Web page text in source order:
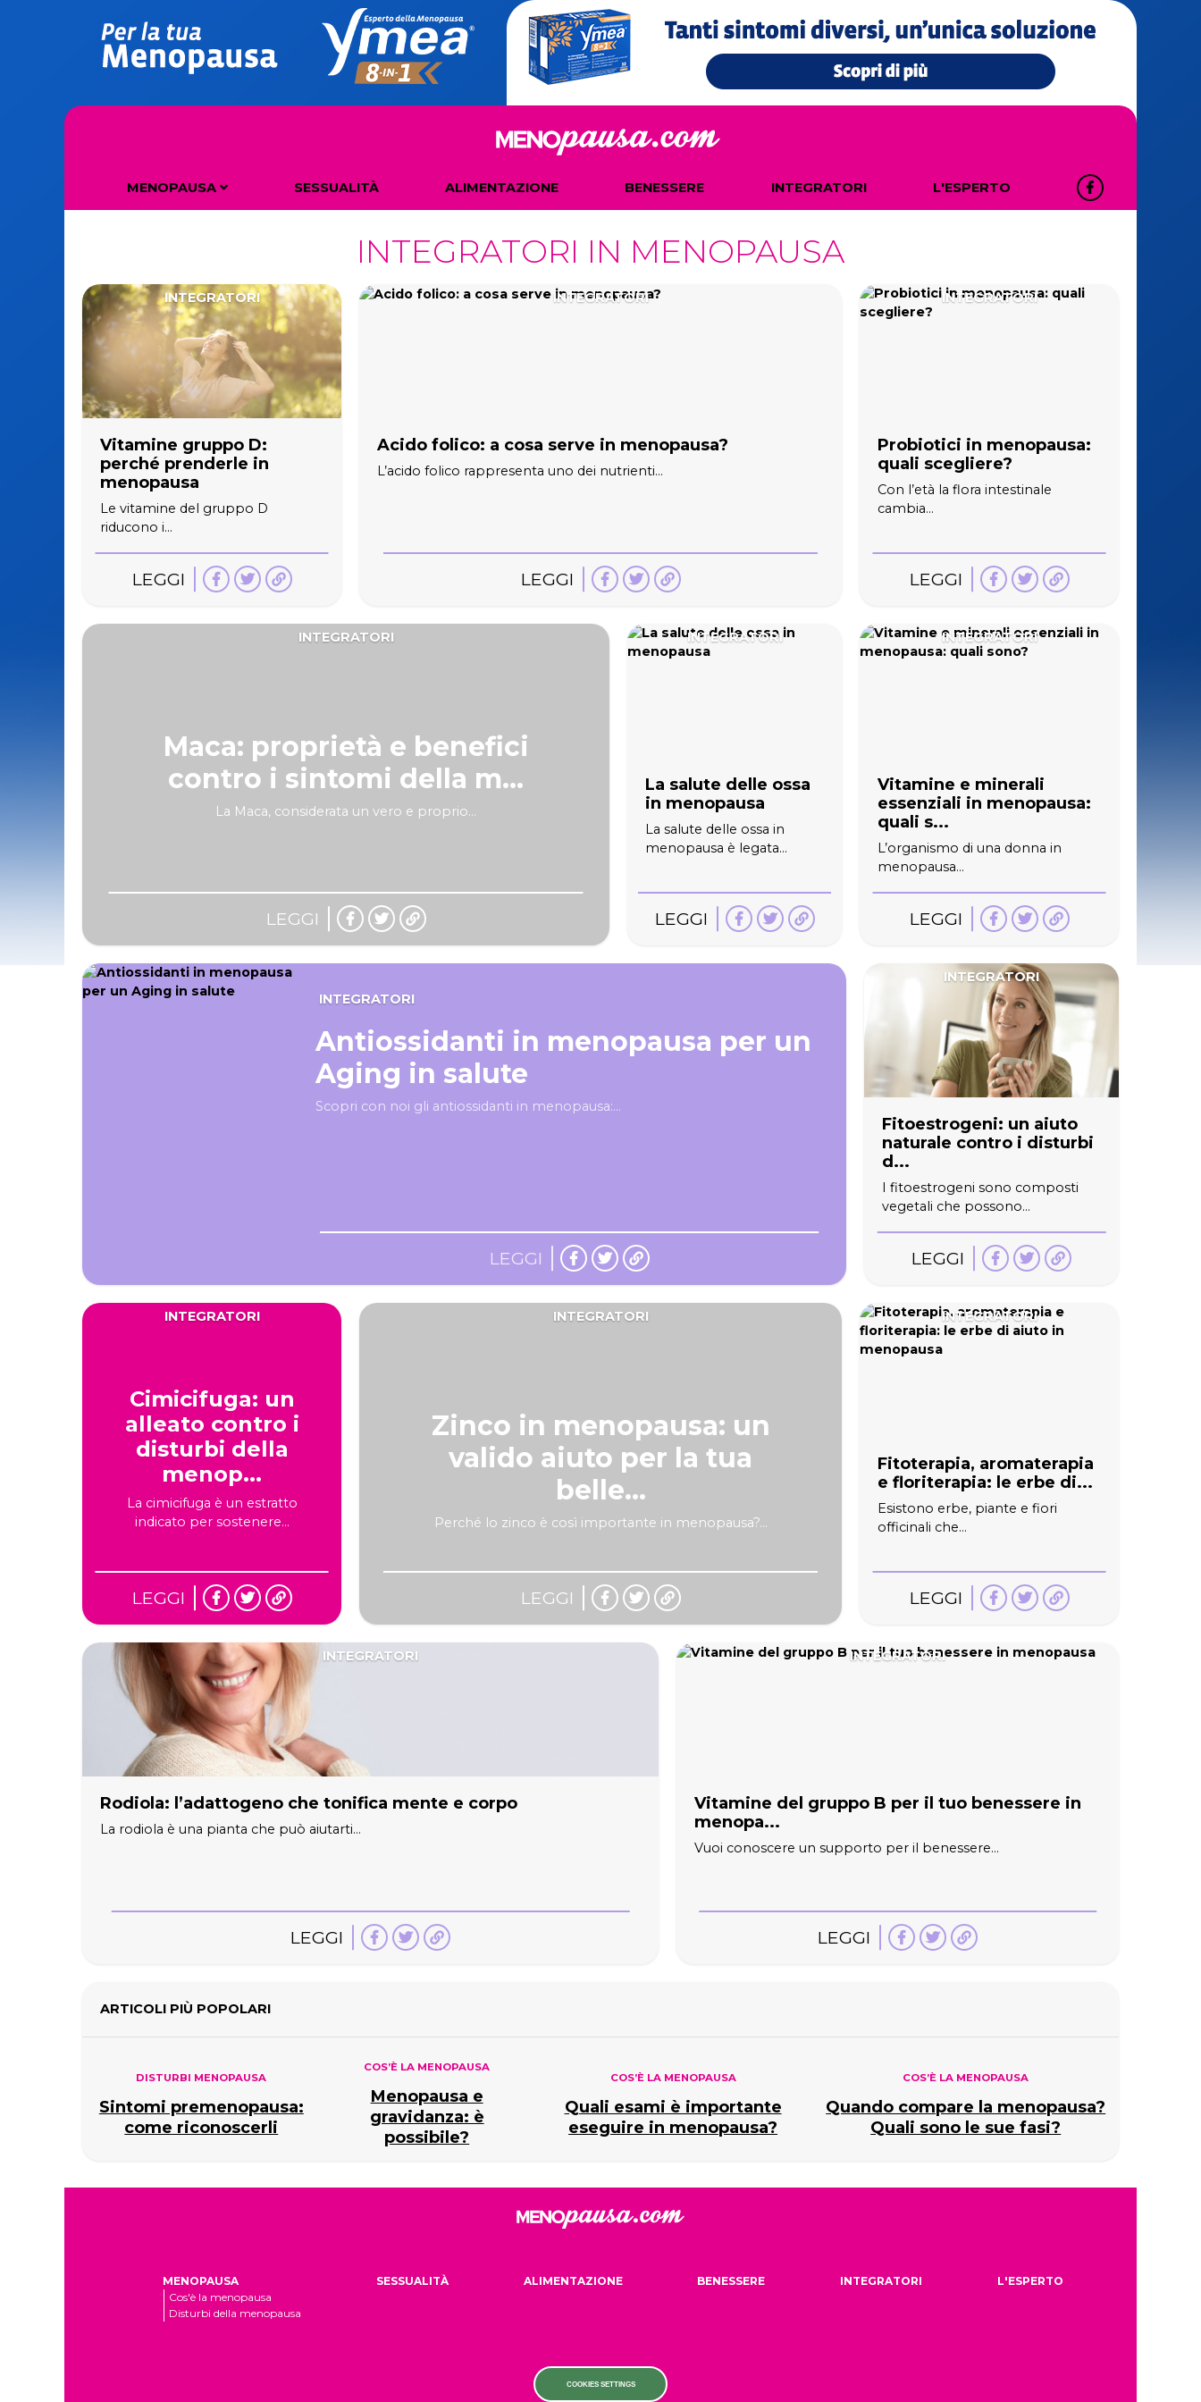
MENOPAUSA
COS'È LA MENOPAUSA
SESSUALITÀ ALIMENTAZIONE BENESSERE INTEGRATORI L'ESPERTO
INTEGRATORI IN MENOPAUSA
INTEGRATORI
Vitamine gruppo D:
perché prenderle in
menopausa
Le vitamine del gruppo D
riducono i...
LEGGI
INTEGRATORI
Acido folico: a cosa serve in menopausa?
L’acido folico rappresenta uno dei nutrienti...
LEGGI
INTEGRATORI
Probiotici in menopausa:
quali scegliere?
Con l’età la flora intestinale
cambia...
LEGGI
INTEGRATORI
Maca: proprietà e benefici
contro i sintomi della m...
La Maca, considerata un vero e proprio...
LEGGI
INTEGRATORI
La salute delle ossa
in menopausa
La salute delle ossa in
menopausa è legata...
LEGGI
INTEGRATORI
Vitamine e minerali
essenziali in menopausa:
quali s...
L’organismo di una donna in
menopausa...
LEGGI
INTEGRATORI
Antiossidanti in menopausa per un
Aging in salute
Scopri con noi gli antiossidanti in menopausa:...
LEGGI
INTEGRATORI
Fitoestrogeni: un aiuto
naturale contro i disturbi
d...
I fitoestrogeni sono composti
vegetali che possono...
LEGGI
INTEGRATORI
Cimicifuga: un
alleato contro i
disturbi della
menop...
La cimicifuga è un estratto
indicato per sostenere...
LEGGI
INTEGRATORI
Zinco in menopausa: un
valido aiuto per la tua
belle...
Perché lo zinco è così importante in menopausa?...
LEGGI
INTEGRATORI
Fitoterapia, aromaterapia
e floriterapia: le erbe di...
Esistono erbe, piante e fiori
officinali che...
LEGGI
INTEGRATORI
Rodiola: l’adattogeno che tonifica mente e corpo
La rodiola è una pianta che può aiutarti...
LEGGI
INTEGRATORI
Vitamine del gruppo B per il tuo benessere in
menopa...
Vuoi conoscere un supporto per il benessere...
LEGGI
ARTICOLI PIÙ POPOLARI
DISTURBI MENOPAUSA
Sintomi premenopausa:
come riconoscerli
COS’È LA MENOPAUSA
Menopausa e
gravidanza: è
possibile?
COS’È LA MENOPAUSA
Quali esami è importante
eseguire in menopausa?
COS’È LA MENOPAUSA
Quando compare la menopausa?
Quali sono le sue fasi?
MENOPAUSA
Cos'è la menopausa
Disturbi della menopausa
SESSUALITÀ ALIMENTAZIONE BENESSERE INTEGRATORI L'ESPERTO
COOKIES SETTINGS